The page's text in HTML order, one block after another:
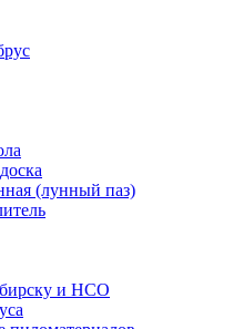
(лунный паз)
и НСО